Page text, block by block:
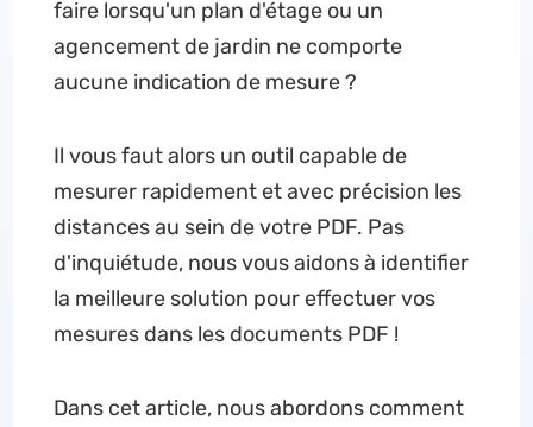
faire lorsqu'un plan d'étage ou un
agencement de jardin ne comporte
aucune indication de mesure ?
Il vous faut alors un outil capable de
mesurer rapidement et avec précision les
distances au sein de votre PDF. Pas
d'inquiétude, nous vous aidons à identifier
la meilleure solution pour effectuer vos
mesures dans les documents PDF !
Dans cet article, nous abordons comment